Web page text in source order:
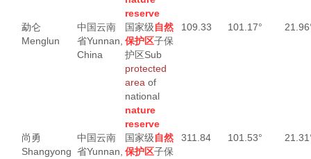
reserve
勐仑
Menglun
中国云南
省Yunnan,
China
国家级自然
保护区子保
护区Sub
protected
area of
national
nature
reserve
109.33 101.17°
尚勇
Shangyong
中国云南
省Yunnan,
国家级自然
保护区子保
311.84 101.53°